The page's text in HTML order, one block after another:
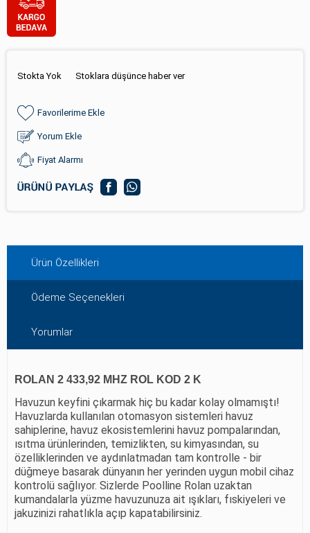
Stokta Yok Stoklara düşünce haber ver
Favorilerime Ekle
Yorum Ekle
Fiyat Alarmı
Ürün Özellikleri
Ödeme Seçenekleri
Yorumlar
ROLAN 2 433,92 MHZ ROL KOD 2 K
Havuzun keyfini çıkarmak hiç bu kadar kolay olmamıştı!
Havuzlarda kullanılan otomasyon sistemleri havuz
sahiplerine, havuz ekosistemlerini havuz pompalarından,
ısıtma ürünlerinden, temizlikten, su kimyasından, su
özelliklerinden ve aydınlatmadan tam kontrolle - bir
düğmeye basarak dünyanın her yerinden uygun mobil cihaz
kontrolü sağlıyor. Sizlerde Poolline Rolan uzaktan
kumandalarla yüzme havuzunuza ait ışıkları, fıskiyeleri ve
jakuzinizi rahatlıkla açıp kapatabilirsiniz.